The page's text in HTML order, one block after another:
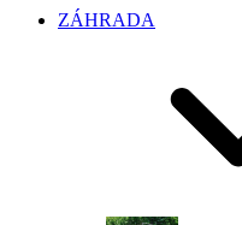
ZÁHRADA